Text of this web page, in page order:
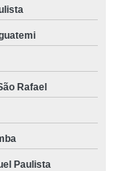
Rafael
Paulista